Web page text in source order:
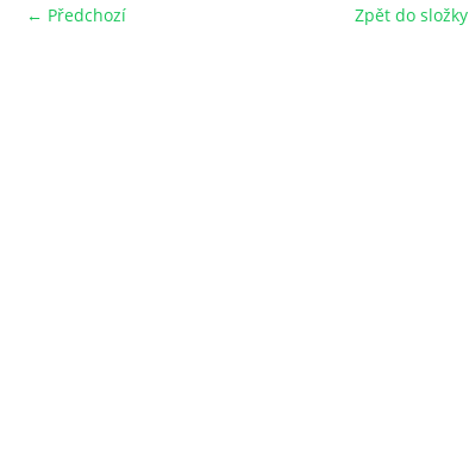
← Předchozí Zpět do složky